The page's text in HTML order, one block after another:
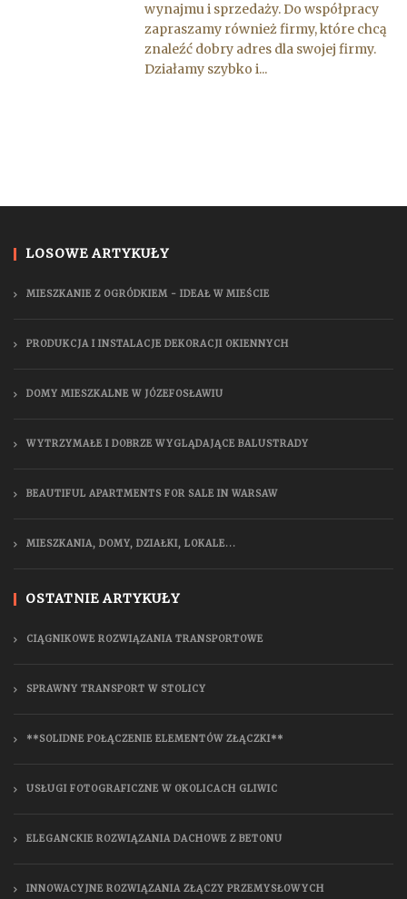
wynajmu i sprzedaży. Do współpracy
zapraszamy również firmy, które chcą
znaleźć dobry adres dla swojej firmy.
Działamy szybko i...
LOSOWE ARTYKUŁY
MIESZKANIE Z OGRÓDKIEM - IDEAŁ W MIEŚCIE
PRODUKCJA I INSTALACJE DEKORACJI OKIENNYCH
DOMY MIESZKALNE W JÓZEFOSŁAWIU
WYTRZYMAŁE I DOBRZE WYGLĄDAJĄCE BALUSTRADY
BEAUTIFUL APARTMENTS FOR SALE IN WARSAW
MIESZKANIA, DOMY, DZIAŁKI, LOKALE...
OSTATNIE ARTYKUŁY
CIĄGNIKOWE ROZWIĄZANIA TRANSPORTOWE
SPRAWNY TRANSPORT W STOLICY
**SOLIDNE POŁĄCZENIE ELEMENTÓW ZŁĄCZKI**
USŁUGI FOTOGRAFICZNE W OKOLICACH GLIWIC
ELEGANCKIE ROZWIĄZANIA DACHOWE Z BETONU
INNOWACYJNE ROZWIĄZANIA ZŁĄCZY PRZEMYSŁOWYCH